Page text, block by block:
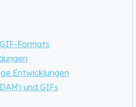
Formats
Entwicklungen
und GIFs